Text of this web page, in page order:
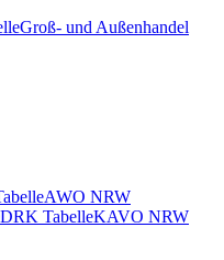
Groß- und Außenhandel
AWO NRW
DRK TabelleKAVO NRW